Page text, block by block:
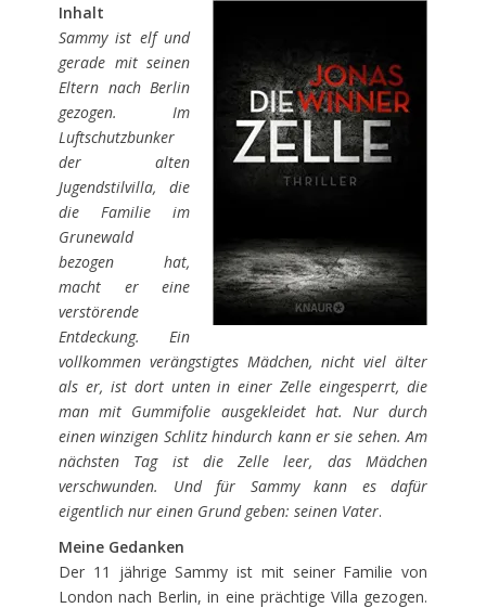
Inhalt
Sammy ist elf und
gerade mit seinen
Eltern nach Berlin
gezogen. Im
Luftschutzbunker
der alten
Jugendstilvilla, die
die Familie im
Grunewald
bezogen hat,
macht er eine
verstörende
Entdeckung. Ein
vollkommen verängstigtes Mädchen, nicht viel älter
als er, ist dort unten in einer Zelle eingesperrt, die
man mit Gummifolie ausgekleidet hat. Nur durch
einen winzigen Schlitz hindurch kann er sie sehen. Am
nächsten Tag ist die Zelle leer, das Mädchen
verschwunden. Und für Sammy kann es dafür
eigentlich nur einen Grund geben: seinen Vater.
Meine Gedanken
Der 11 jährige Sammy ist mit seiner Familie von
London nach Berlin, in eine prächtige Villa gezogen.